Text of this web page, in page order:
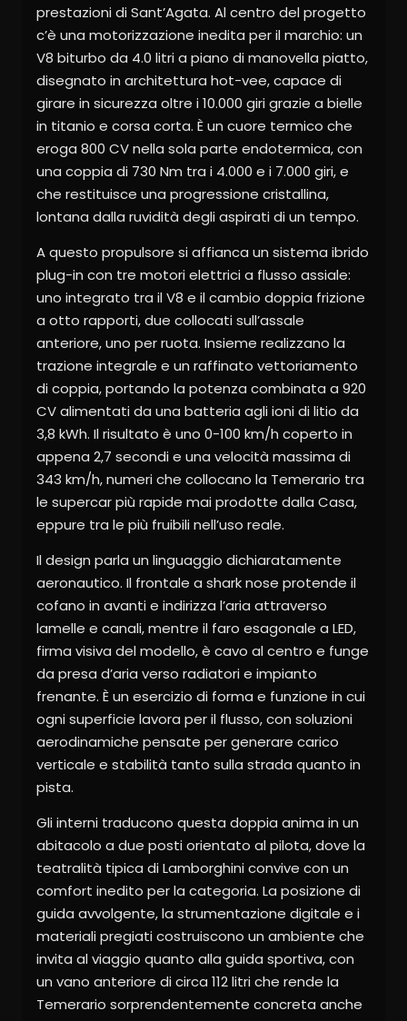
prestazioni di Sant’Agata. Al centro del progetto
c’è una motorizzazione inedita per il marchio: un
V8 biturbo da 4.0 litri a piano di manovella piatto,
disegnato in architettura hot-vee, capace di
girare in sicurezza oltre i 10.000 giri grazie a bielle
in titanio e corsa corta. È un cuore termico che
eroga 800 CV nella sola parte endotermica, con
una coppia di 730 Nm tra i 4.000 e i 7.000 giri, e
che restituisce una progressione cristallina,
lontana dalla ruvidità degli aspirati di un tempo.
A questo propulsore si affianca un sistema ibrido
plug-in con tre motori elettrici a flusso assiale:
uno integrato tra il V8 e il cambio doppia frizione
a otto rapporti, due collocati sull’assale
anteriore, uno per ruota. Insieme realizzano la
trazione integrale e un raffinato vettoriamento
di coppia, portando la potenza combinata a 920
CV alimentati da una batteria agli ioni di litio da
3,8 kWh. Il risultato è uno 0-100 km/h coperto in
appena 2,7 secondi e una velocità massima di
343 km/h, numeri che collocano la Temerario tra
le supercar più rapide mai prodotte dalla Casa,
eppure tra le più fruibili nell’uso reale.
Il design parla un linguaggio dichiaratamente
aeronautico. Il frontale a shark nose protende il
cofano in avanti e indirizza l’aria attraverso
lamelle e canali, mentre il faro esagonale a LED,
firma visiva del modello, è cavo al centro e funge
da presa d’aria verso radiatori e impianto
frenante. È un esercizio di forma e funzione in cui
ogni superficie lavora per il flusso, con soluzioni
aerodinamiche pensate per generare carico
verticale e stabilità tanto sulla strada quanto in
pista.
Gli interni traducono questa doppia anima in un
abitacolo a due posti orientato al pilota, dove la
teatralità tipica di Lamborghini convive con un
comfort inedito per la categoria. La posizione di
guida avvolgente, la strumentazione digitale e i
materiali pregiati costruiscono un ambiente che
invita al viaggio quanto alla guida sportiva, con
un vano anteriore di circa 112 litri che rende la
Temerario sorprendentemente concreta anche